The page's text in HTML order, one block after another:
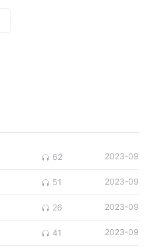
62 2023-09
51 2023-09
26 2023-09
41 2023-09